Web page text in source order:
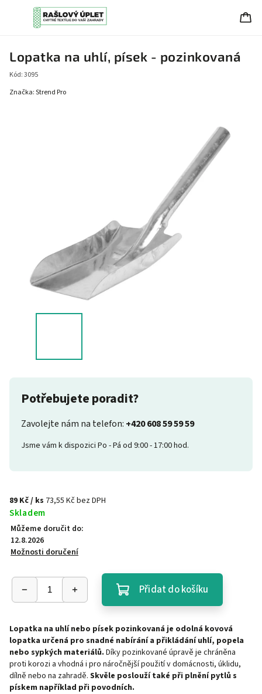
Lopatka na uhlí, písek - pozinkovaná
Kód:3095
Značka:Strend Pro
Potřebujete poradit?
Zavolejte nám na telefon: +420 608 59 59 59
Jsme vám k dispozici Po - Pá od 9:00 - 17:00 hod.
89 Kč/ ks 73,55 Kč bez DPH
Skladem
Můžeme doručit do:
12.8.2026
Možnosti doručení
Přidat do košíku
Lopatka na uhlí nebo písek pozinkovaná je odolná kovová
lopatka určená pro snadné nabírání a přikládání uhlí, popela
nebo sypkých materiálů. Díky pozinkované úpravě je chráněna
proti korozi a vhodná i pro náročnější použití v domácnosti, úklidu,
dílně nebo na zahradě. Skvěle poslouží také při plnění pytlů s
pískem například při povodních.